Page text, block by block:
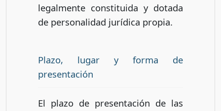
legalmente constituida y dotada
de personalidad jurídica propia.
Plazo, lugar y forma de
presentación
El plazo de presentación de las